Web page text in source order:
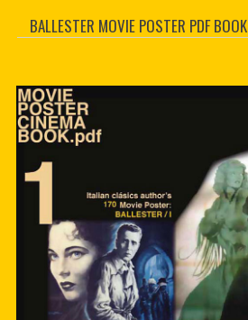
CONTACTO
BALLESTER MOVIE POSTER PDF BOOK